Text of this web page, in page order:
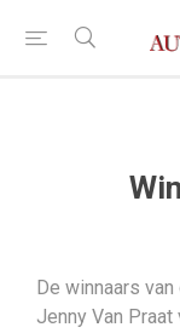
De winnaars
Jenny Van